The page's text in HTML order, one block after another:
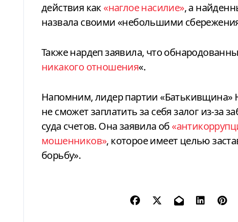
действия как «наглое насилие», а
назвала своими «небольшими
Также нардеп заявила, что
никакого отношения«.
Напомним, лидер партии
не сможет заплатить за себя залог из-
суда счетов. Она заявила об
мошенников», которое имеет целью
борьбу».